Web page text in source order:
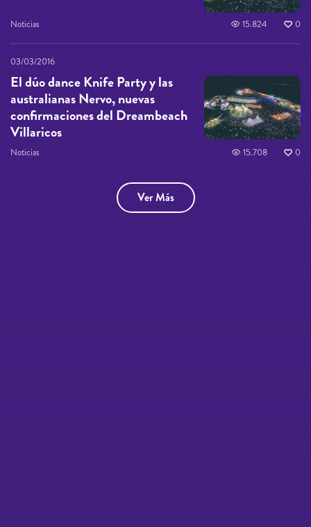
Noticias 15.824 0
03/03/2016
El dúo dance Knife Party y las
australianas Nervo, nuevas
confirmaciones del Dreambeach
Villaricos
Noticias 15.708 0
Ver Más